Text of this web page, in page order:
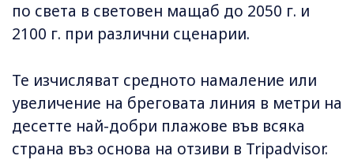
по света в световен мащаб до 2050 г. и
2100 г. при различни сценарии.
Те изчисляват средното намаление или
увеличение на бреговата линия в метри на
десетте най-добри плажове във всяка
страна въз основа на отзиви в Tripadvisor.